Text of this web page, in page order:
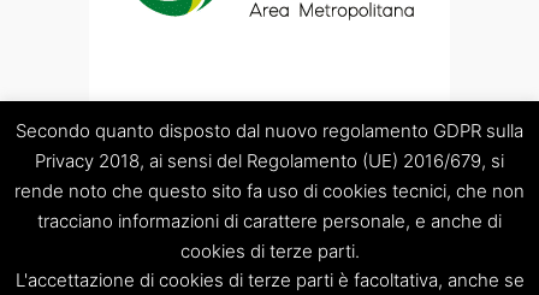
“Società Regolamentazione del servizio di gestione Rifiuti
“Palermo Area Metropolitana” S.C.p.A.
Secondo quanto disposto dal nuovo regolamento GDPR sulla
Privacy 2018, ai sensi del Regolamento (UE) 2016/679, si
rende noto che questo sito fa uso di cookies tecnici, che non
tracciano informazioni di carattere personale, e anche di
cookies di terze parti.
L'accettazione di cookies di terze parti è facoltativa, anche se